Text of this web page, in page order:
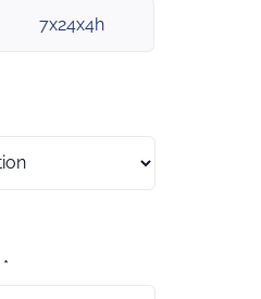
7x24x4h
*